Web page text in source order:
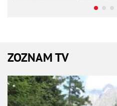
ZOZNAM TV